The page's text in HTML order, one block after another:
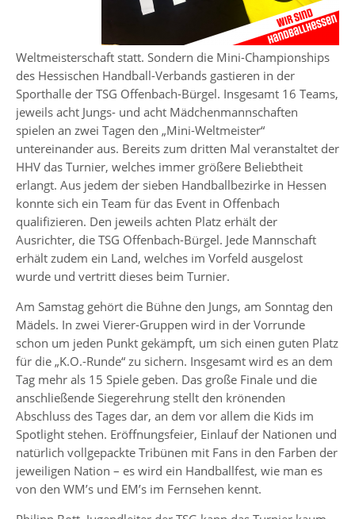
Weltmeisterschaft statt. Sondern die Mini-Championships
des Hessischen Handball-Verbands gastieren in der
Sporthalle der TSG Offenbach-Bürgel. Insgesamt 16 Teams,
jeweils acht Jungs- und acht Mädchenmannschaften
spielen an zwei Tagen den „Mini-Weltmeister“
untereinander aus. Bereits zum dritten Mal veranstaltet der
HHV das Turnier, welches immer größere Beliebtheit
erlangt. Aus jedem der sieben Handballbezirke in Hessen
konnte sich ein Team für das Event in Offenbach
qualifizieren. Den jeweils achten Platz erhält der
Ausrichter, die TSG Offenbach-Bürgel. Jede Mannschaft
erhält zudem ein Land, welches im Vorfeld ausgelost
wurde und vertritt dieses beim Turnier.
Am Samstag gehört die Bühne den Jungs, am Sonntag den
Mädels. In zwei Vierer-Gruppen wird in der Vorrunde
schon um jeden Punkt gekämpft, um sich einen guten Platz
für die „K.O.-Runde“ zu sichern. Insgesamt wird es an dem
Tag mehr als 15 Spiele geben. Das große Finale und die
anschließende Siegerehrung stellt den krönenden
Abschluss des Tages dar, an dem vor allem die Kids im
Spotlight stehen. Eröffnungsfeier, Einlauf der Nationen und
natürlich vollgepackte Tribünen mit Fans in den Farben der
jeweiligen Nation – es wird ein Handballfest, wie man es
von den WM’s und EM’s im Fernsehen kennt.